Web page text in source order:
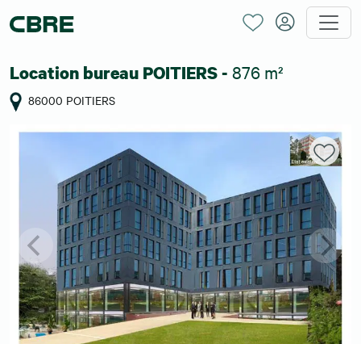
Location bureau POITIERS - 876 m²
86000 POITIERS